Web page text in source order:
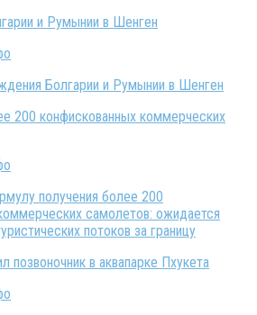
Болгарии и Румынии в Шенген
получения более 200
самолетов: ожидается
потоков за границу